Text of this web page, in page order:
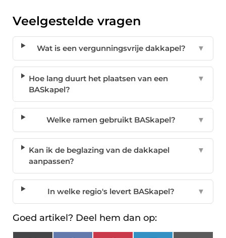
Veelgestelde vragen
Wat is een vergunningsvrije dakkapel? ▼
Hoe lang duurt het plaatsen van een
BASkapel?
▼
Welke ramen gebruikt BASkapel? ▼
Kan ik de beglazing van de dakkapel
aanpassen?
▼
In welke regio's levert BASkapel? ▼
Goed artikel? Deel hem dan op: